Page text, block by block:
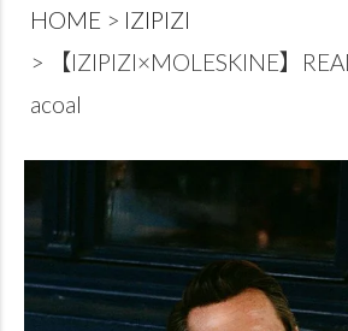
HOME
IZIPIZI
【IZIPIZI×MOLESKINE】
acoal